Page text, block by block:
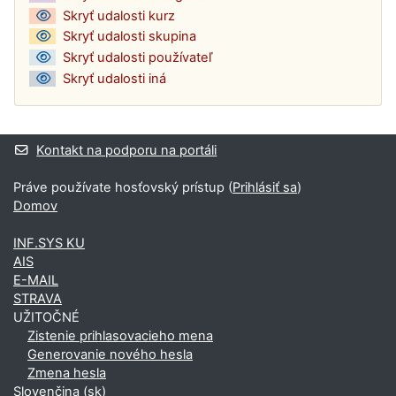
Skryť udalosti kurz
Skryť udalosti skupina
Skryť udalosti používateľ
Skryť udalosti iná
Kontakt na podporu na portáli
Práve používate hosťovský prístup (Prihlásiť sa)
Domov
INF.SYS KU
AIS
E-MAIL
STRAVA
UŽITOČNÉ
Zistenie prihlasovacieho mena
Generovanie nového hesla
Zmena hesla
Slovenčina ‎(sk)‎